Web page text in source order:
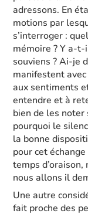
adressons. En
motions par
s’interroger :
mémoire ? Y a-
souviens ? Ai-je
manifestent
aux sentiments
entendre et à
bien de les noter
pourquoi le
la bonne
pour cet
temps
nous allons il
Une autre
fait proche des